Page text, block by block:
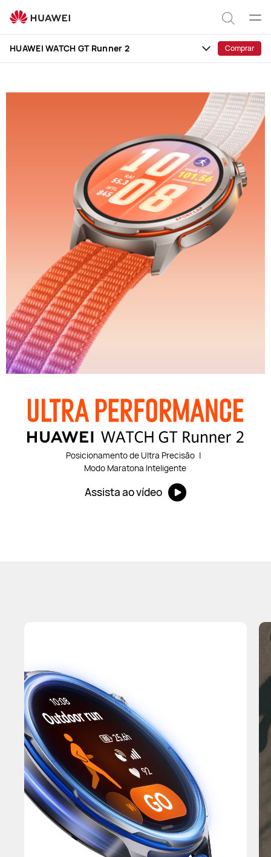
HUAWEI
WATCH
GT
Runner
Abrir
HUAWEI WATCH GT Runner 2 Comprar
Posicionamento de Ultra Precisão |
Modo Maratona Inteligente
Assista ao vídeo